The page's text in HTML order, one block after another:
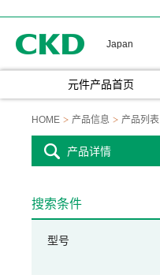
Japan
元件产品首页
HOME 产品信息 产品列表
产品详情
搜索条件
型号